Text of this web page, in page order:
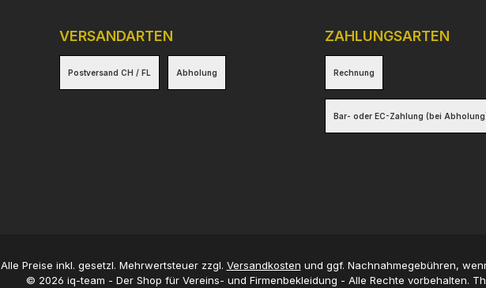
VERSANDARTEN
Postversand CH / FL Abholung
ZAHLUNGSARTEN
Rechnung
Bar- oder EC-Zahlung (bei
Alle Preise inkl. gesetzl. Mehrwertsteuer zzgl. Versandkosten und ggf. Nachnahmegebühren,
© 2026 iq-team - Der Shop für Vereins- und Firmenbekleidung - Alle Rechte vorbehalten.